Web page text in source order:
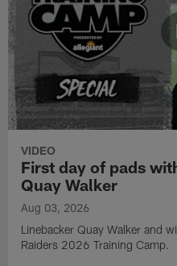
VIDEO
First day of pads
Quay Walker
Aug 03, 2026
Linebacker Quay Walker and
Raiders 2026 Training Camp.